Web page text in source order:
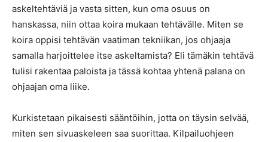
askeltehtäviä ja vasta sitten, kun oma osuus on
hanskassa, niin ottaa koira mukaan tehtävälle. Miten se
koira oppisi tehtävän vaatiman tekniikan, jos ohjaaja
samalla harjoittelee itse askeltamista? Eli tämäkin tehtävä
tulisi rakentaa paloista ja tässä kohtaa yhtenä palana on
ohjaajan oma liike.
Kurkistetaan pikaisesti sääntöihin, jotta on täysin selvää,
miten sen sivuaskeleen saa suorittaa. Kilpailuohjeen